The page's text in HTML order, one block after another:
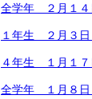
全学年 ２月１４
１年生 ２月３日
４年生 １月１７
全学年 １月８日